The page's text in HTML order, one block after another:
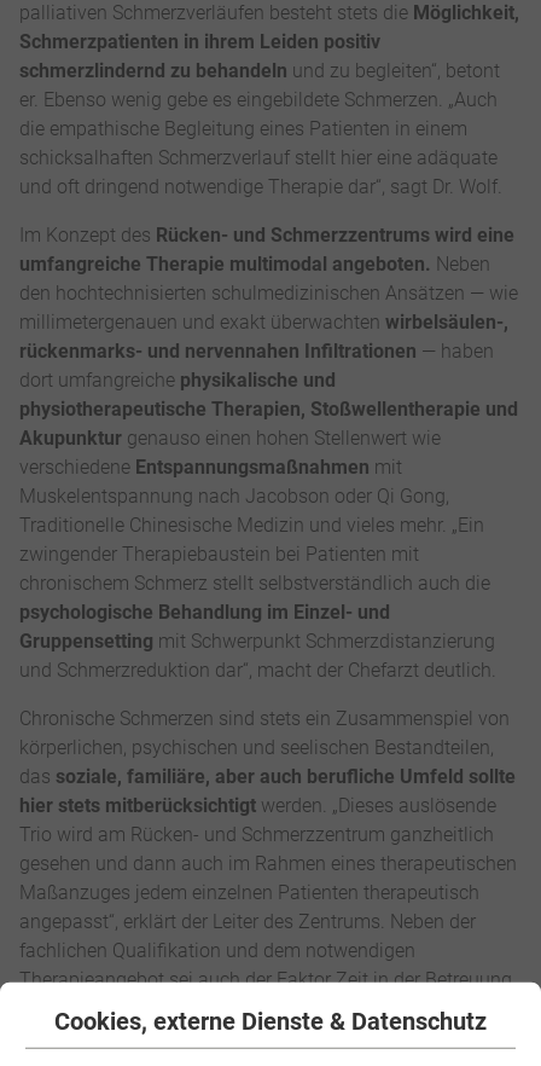
palliativen Schmerzverläufen besteht stets die Möglichkeit,
Schmerzpatienten in ihrem Leiden positiv
schmerzlindernd zu behandeln und zu begleiten“, betont
er. Ebenso wenig gebe es eingebildete Schmerzen. „Auch
die empathische Begleitung eines Patienten in einem
schicksalhaften Schmerzverlauf stellt hier eine adäquate
und oft dringend notwendige Therapie dar“, sagt Dr. Wolf.
Im Konzept des Rücken- und Schmerzzentrums wird eine
umfangreiche Therapie multimodal angeboten. Neben
den hochtechnisierten schulmedizinischen Ansätzen — wie
millimetergenauen und exakt überwachten wirbelsäulen-,
rückenmarks- und nervennahen Infiltrationen — haben
dort umfangreiche physikalische und
physiotherapeutische Therapien, Stoßwellentherapie und
Akupunktur genauso einen hohen Stellenwert wie
verschiedene Entspannungsmaßnahmen mit
Muskelentspannung nach Jacobson oder Qi Gong,
Traditionelle Chinesische Medizin und vieles mehr. „Ein
zwingender Therapiebaustein bei Patienten mit
chronischem Schmerz stellt selbstverständlich auch die
psychologische Behandlung im Einzel- und
Gruppensetting mit Schwerpunkt Schmerzdistanzierung
und Schmerzreduktion dar“, macht der Chefarzt deutlich.
Chronische Schmerzen sind stets ein Zusammenspiel von
körperlichen, psychischen und seelischen Bestandteilen,
das soziale, familiäre, aber auch berufliche Umfeld sollte
hier stets mitberücksichtigt werden. „Dieses auslösende
Trio wird am Rücken- und Schmerzzentrum ganzheitlich
gesehen und dann auch im Rahmen eines therapeutischen
Maßanzuges jedem einzelnen Patienten therapeutisch
angepasst“, erklärt der Leiter des Zentrums. Neben der
fachlichen Qualifikation und dem notwendigen
Therapieangebot sei auch der Faktor Zeit in der Betreuung
des Patienten entscheidend. „Eine 5- oder 15-Minuten-
Medizin gibt es am Rücken- und Schmerzzentrum nicht“,
Cookies, externe Dienste & Datenschutz